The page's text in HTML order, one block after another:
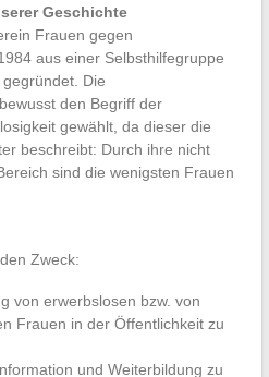
Geschichte
Frauen gegen
aus einer Selbsthilfegruppe
Die
den Begriff der
gewählt, da dieser die
beschreibt: Durch ihre nicht
sind die wenigsten Frauen
Zweck:
von erwerbslosen bzw. von
Frauen in der Öffentlichkeit zu
und Weiterbildung zu